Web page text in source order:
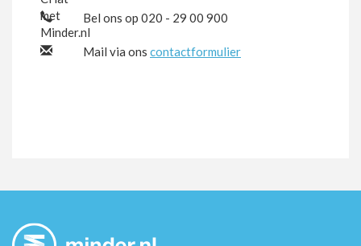
Bel ons op 020 - 29 00 900
Mail via ons contactformulier